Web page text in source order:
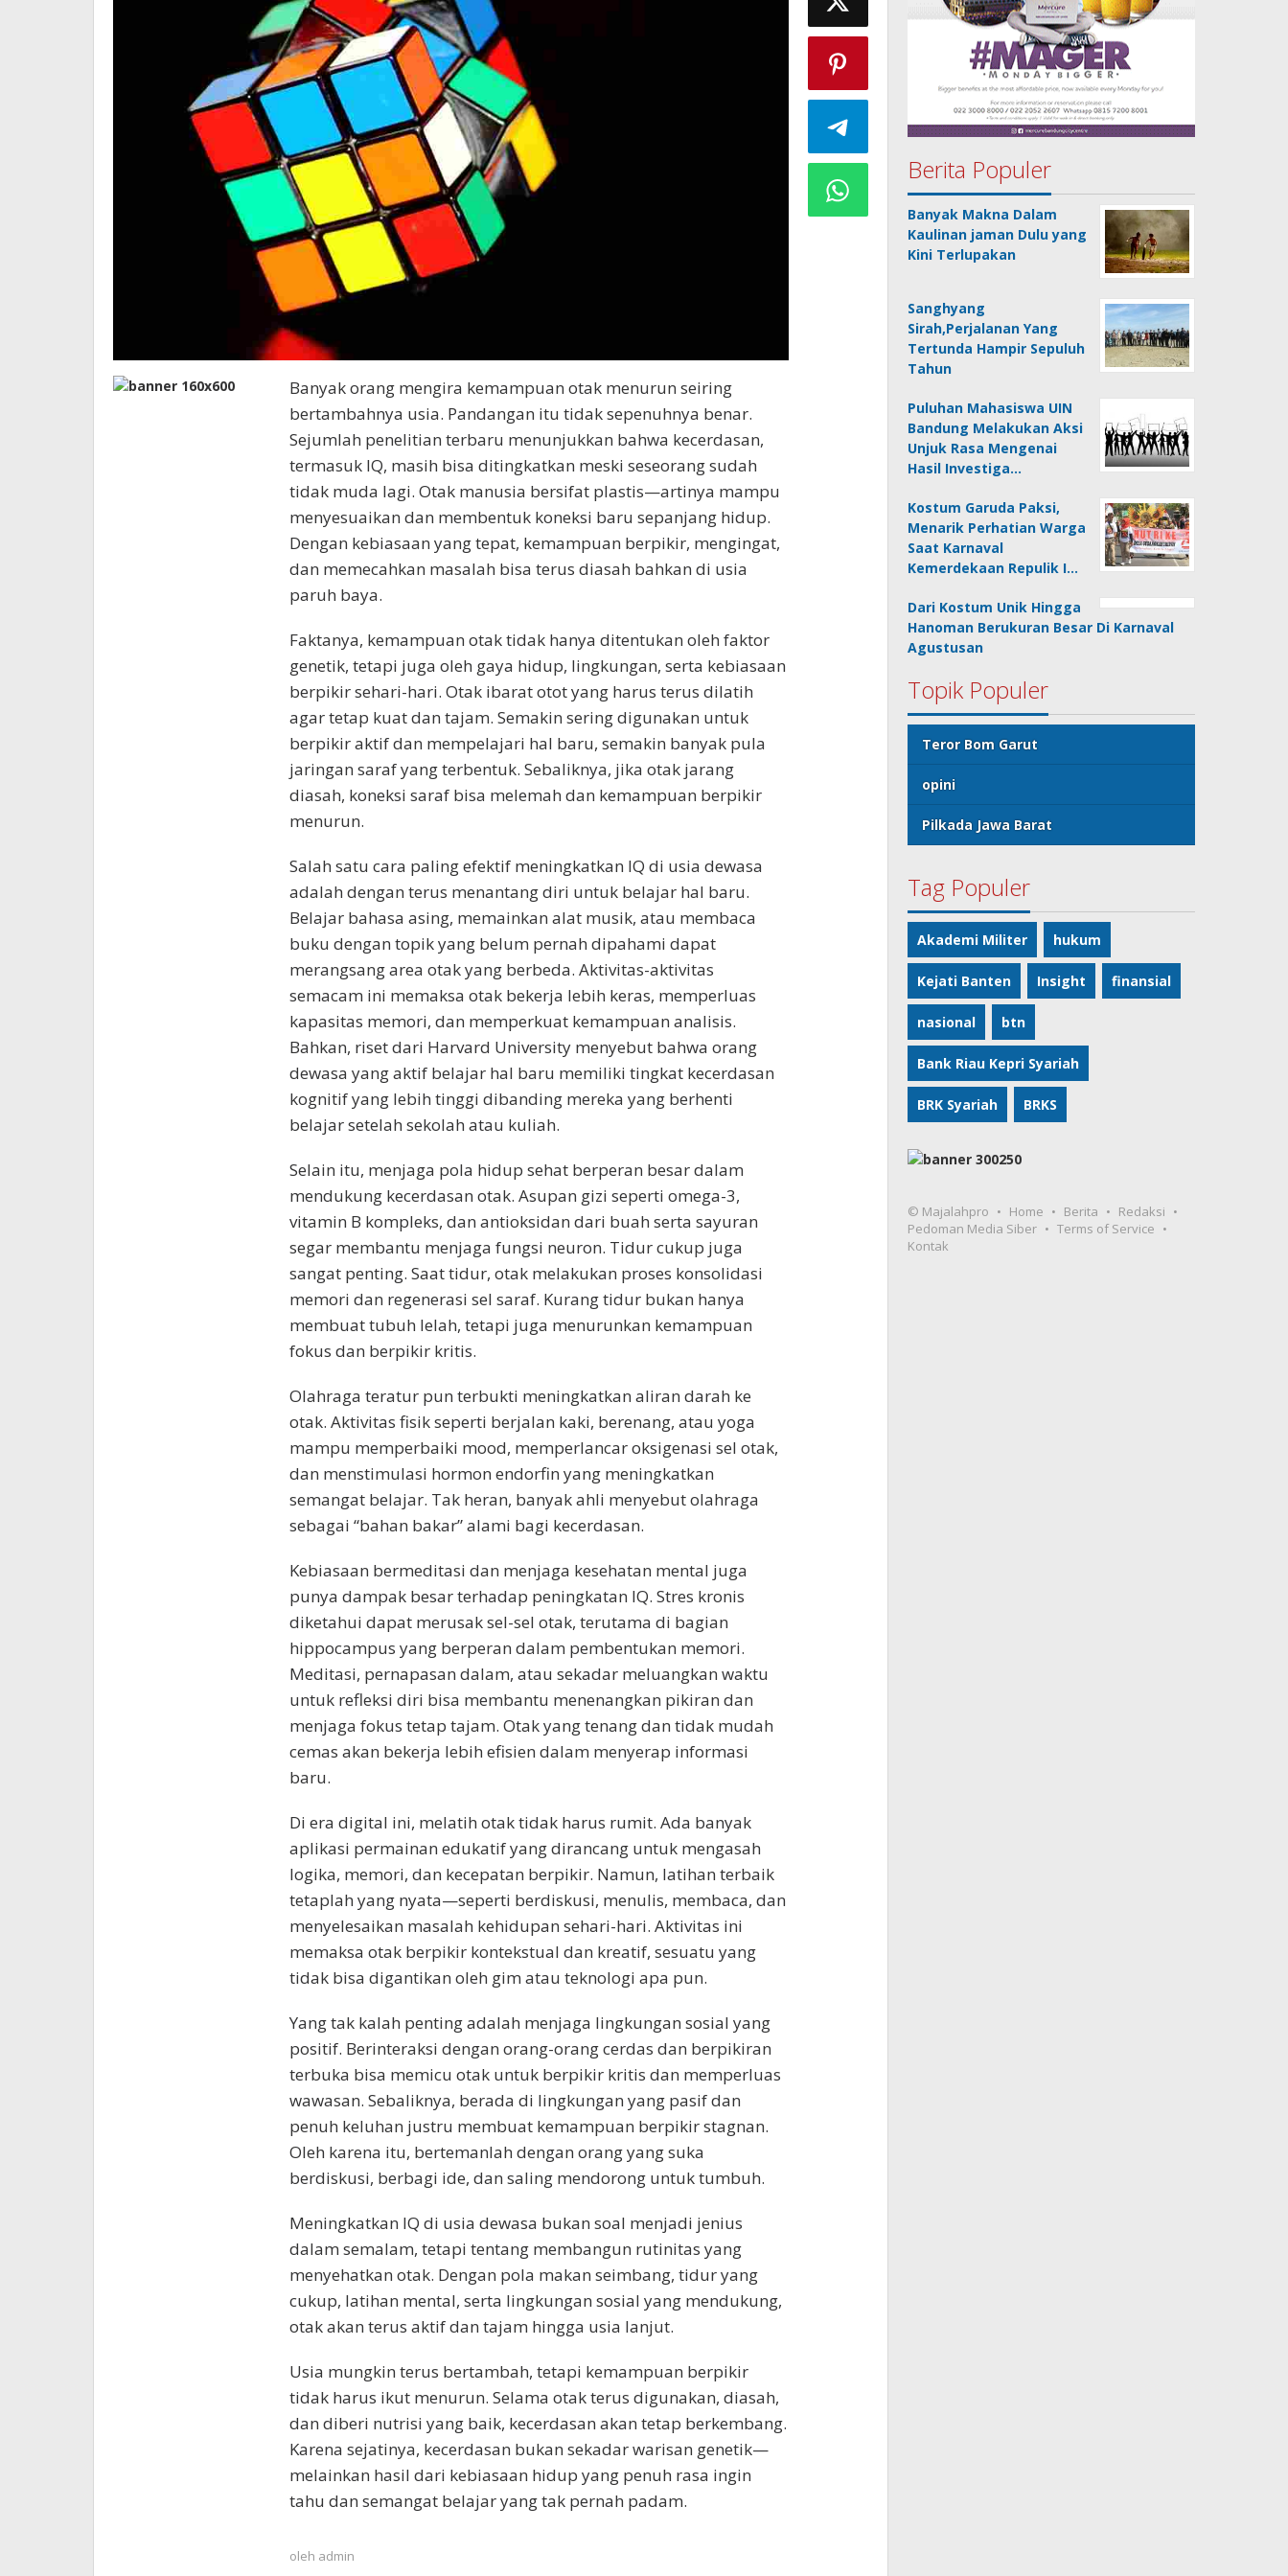
Banyak orang mengira kemampuan otak menurun seiring
bertambahnya usia. Pandangan itu tidak sepenuhnya benar.
Sejumlah penelitian terbaru menunjukkan bahwa kecerdasan,
termasuk IQ, masih bisa ditingkatkan meski seseorang sudah
tidak muda lagi. Otak manusia bersifat plastis—artinya mampu
menyesuaikan dan membentuk koneksi baru sepanjang hidup.
Dengan kebiasaan yang tepat, kemampuan berpikir, mengingat,
dan memecahkan masalah bisa terus diasah bahkan di usia
paruh baya.
Faktanya, kemampuan otak tidak hanya ditentukan oleh faktor
genetik, tetapi juga oleh gaya hidup, lingkungan, serta kebiasaan
berpikir sehari-hari. Otak ibarat otot yang harus terus dilatih
agar tetap kuat dan tajam. Semakin sering digunakan untuk
berpikir aktif dan mempelajari hal baru, semakin banyak pula
jaringan saraf yang terbentuk. Sebaliknya, jika otak jarang
diasah, koneksi saraf bisa melemah dan kemampuan berpikir
menurun.
Salah satu cara paling efektif meningkatkan IQ di usia dewasa
adalah dengan terus menantang diri untuk belajar hal baru.
Belajar bahasa asing, memainkan alat musik, atau membaca
buku dengan topik yang belum pernah dipahami dapat
merangsang area otak yang berbeda. Aktivitas-aktivitas
semacam ini memaksa otak bekerja lebih keras, memperluas
kapasitas memori, dan memperkuat kemampuan analisis.
Bahkan, riset dari Harvard University menyebut bahwa orang
dewasa yang aktif belajar hal baru memiliki tingkat kecerdasan
kognitif yang lebih tinggi dibanding mereka yang berhenti
belajar setelah sekolah atau kuliah.
Selain itu, menjaga pola hidup sehat berperan besar dalam
mendukung kecerdasan otak. Asupan gizi seperti omega-3,
vitamin B kompleks, dan antioksidan dari buah serta sayuran
segar membantu menjaga fungsi neuron. Tidur cukup juga
sangat penting. Saat tidur, otak melakukan proses konsolidasi
memori dan regenerasi sel saraf. Kurang tidur bukan hanya
membuat tubuh lelah, tetapi juga menurunkan kemampuan
fokus dan berpikir kritis.
Olahraga teratur pun terbukti meningkatkan aliran darah ke
otak. Aktivitas fisik seperti berjalan kaki, berenang, atau yoga
mampu memperbaiki mood, memperlancar oksigenasi sel otak,
dan menstimulasi hormon endorfin yang meningkatkan
semangat belajar. Tak heran, banyak ahli menyebut olahraga
sebagai “bahan bakar” alami bagi kecerdasan.
Kebiasaan bermeditasi dan menjaga kesehatan mental juga
punya dampak besar terhadap peningkatan IQ. Stres kronis
diketahui dapat merusak sel-sel otak, terutama di bagian
hippocampus yang berperan dalam pembentukan memori.
Meditasi, pernapasan dalam, atau sekadar meluangkan waktu
untuk refleksi diri bisa membantu menenangkan pikiran dan
menjaga fokus tetap tajam. Otak yang tenang dan tidak mudah
cemas akan bekerja lebih efisien dalam menyerap informasi
baru.
Di era digital ini, melatih otak tidak harus rumit. Ada banyak
aplikasi permainan edukatif yang dirancang untuk mengasah
logika, memori, dan kecepatan berpikir. Namun, latihan terbaik
tetaplah yang nyata—seperti berdiskusi, menulis, membaca, dan
menyelesaikan masalah kehidupan sehari-hari. Aktivitas ini
memaksa otak berpikir kontekstual dan kreatif, sesuatu yang
tidak bisa digantikan oleh gim atau teknologi apa pun.
Yang tak kalah penting adalah menjaga lingkungan sosial yang
positif. Berinteraksi dengan orang-orang cerdas dan berpikiran
terbuka bisa memicu otak untuk berpikir kritis dan memperluas
wawasan. Sebaliknya, berada di lingkungan yang pasif dan
penuh keluhan justru membuat kemampuan berpikir stagnan.
Oleh karena itu, bertemanlah dengan orang yang suka
berdiskusi, berbagi ide, dan saling mendorong untuk tumbuh.
Meningkatkan IQ di usia dewasa bukan soal menjadi jenius
dalam semalam, tetapi tentang membangun rutinitas yang
menyehatkan otak. Dengan pola makan seimbang, tidur yang
cukup, latihan mental, serta lingkungan sosial yang mendukung,
otak akan terus aktif dan tajam hingga usia lanjut.
Usia mungkin terus bertambah, tetapi kemampuan berpikir
tidak harus ikut menurun. Selama otak terus digunakan, diasah,
dan diberi nutrisi yang baik, kecerdasan akan tetap berkembang.
Karena sejatinya, kecerdasan bukan sekadar warisan genetik—
melainkan hasil dari kebiasaan hidup yang penuh rasa ingin
tahu dan semangat belajar yang tak pernah padam.
oleh admin
Berita Populer
Banyak Makna Dalam
Kaulinan jaman Dulu yang
Kini Terlupakan
Sanghyang
Sirah,Perjalanan Yang
Tertunda Hampir Sepuluh
Tahun
Puluhan Mahasiswa UIN
Bandung Melakukan Aksi
Unjuk Rasa Mengenai
Hasil Investiga…
Kostum Garuda Paksi,
Menarik Perhatian Warga
Saat Karnaval
Kemerdekaan Repulik I…
Dari Kostum Unik Hingga
Hanoman Berukuran Besar Di Karnaval
Agustusan
Topik Populer
Teror Bom Garut
opini
Pilkada Jawa Barat
Tag Populer
Akademi Militer hukum
Kejati Banten Insight finansial
nasional btn
Bank Riau Kepri Syariah
BRK Syariah BRKS
© Majalahpro Home Berita
Redaksi
Pedoman Media Siber
Terms of Service
Kontak